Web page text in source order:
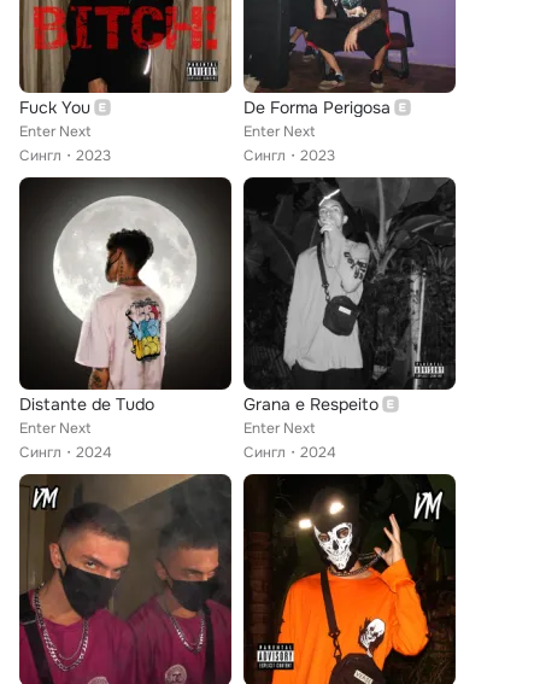
Fuck You
Enter Next
Сингл
2023
De Forma Perigosa
Enter Next
Сингл
2023
Distante de Tudo
Enter Next
Сингл
2024
Grana e Respeito
Enter Next
Сингл
2024